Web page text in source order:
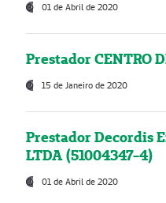
01 de Abril de 2020
Prestador CENTRO
15 de Janeiro de 2020
Prestador Decordis
LTDA (51004347-4)
01 de Abril de 2020